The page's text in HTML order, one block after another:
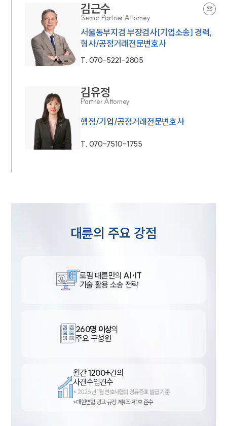
오시는 길
글로벌 파트너 로펌
고객의 소리
통합검색
AI대륜
주요 업무사례
법률정보
고객후기
구성원 소개
공지사항
법률 블로그
세미나
대륜법률상담예약
김근수
Senior Partner Attorney
서울동부지검 부장검사[기업소송] 경력,
형사/공정거래전문변호사
T. 070-5221-2805
김유정
Partner Attorney
행정/기업/공정거래전문변호사
T. 070-7510-1755
대륜의 주요 강점
로펌 대륜만의 AI·IT
기술 활용 소송 전략
260명 이상의
주요 구성원
월간1200+건의
사건수임건수
* 2026년 1월 변호사협회 경유증표 발급 기준
*대한변협 광고 규정 제4조 제1호 준수